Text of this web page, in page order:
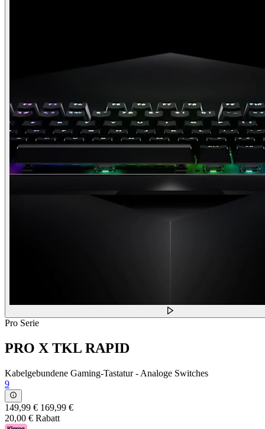
Pro Serie
PRO X TKL RAPID
Kabelgebundene Gaming-Tastatur - Analoge Switches
9
149,99 € 169,99 €
20,00 € Rabatt